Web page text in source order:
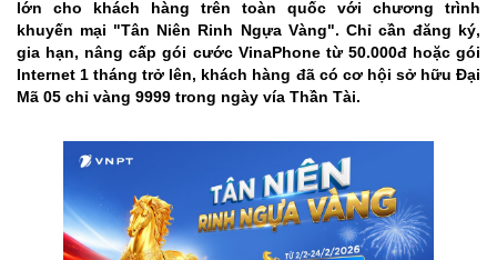
lớn cho khách hàng trên toàn quốc với chương trình
khuyến mại "Tân Niên Rinh Ngựa Vàng". Chỉ cần đăng ký,
gia hạn, nâng cấp gói cước VinaPhone từ 50.000đ hoặc gói
Internet 1 tháng trở lên, khách hàng đã có cơ hội sở hữu Đại
Mã 05 chỉ vàng 9999 trong ngày vía Thần Tài.